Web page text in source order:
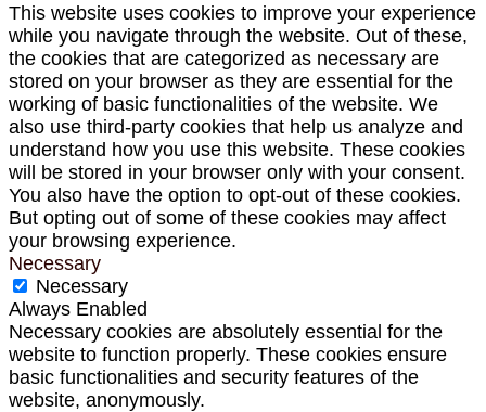
This website uses cookies to improve your experience
while you navigate through the website. Out of these,
the cookies that are categorized as necessary are
stored on your browser as they are essential for the
working of basic functionalities of the website. We
also use third-party cookies that help us analyze and
understand how you use this website. These cookies
will be stored in your browser only with your consent.
You also have the option to opt-out of these cookies.
But opting out of some of these cookies may affect
your browsing experience.
Necessary
Necessary
Always Enabled
Necessary cookies are absolutely essential for the
website to function properly. These cookies ensure
basic functionalities and security features of the
website, anonymously.